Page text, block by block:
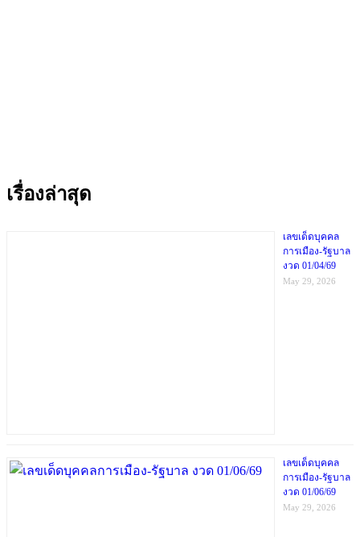
เรื่องล่าสุด
เลขเด็ดบุคคล
การเมือง-รัฐบาล
งวด 01/04/69
May 29, 2026
เลขเด็ดบุคคล
การเมือง-รัฐบาล
งวด 01/06/69
May 29, 2026